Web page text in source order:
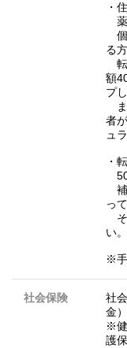
・
薬
個
る
転
額
プ
ま
者
ュ
・
補
っ
そ
い。
※手
社会保険
社
金
※健
護